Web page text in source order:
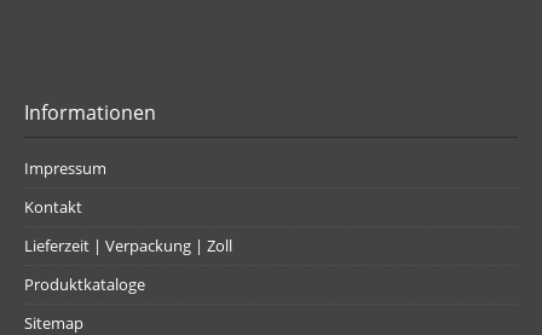
Informationen
Impressum
Kontakt
Lieferzeit | Verpackung | Zoll
Produktkataloge
Sitemap